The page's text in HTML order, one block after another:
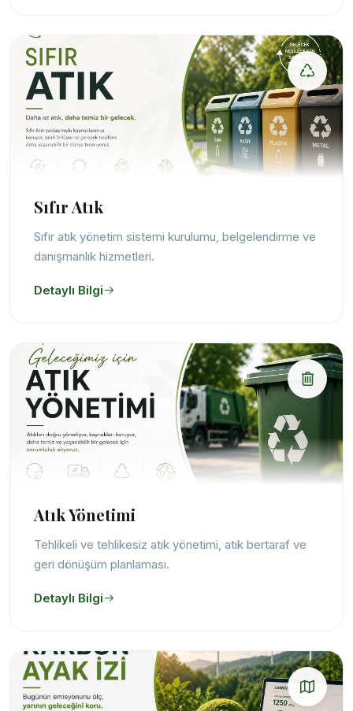
Sıfır Atık
Sıfır atık yönetim sistemi kurulumu, belgelendirme ve
danışmanlık hizmetleri.
Detaylı Bilgi
Atık Yönetimi
Tehlikeli ve tehlikesiz atık yönetimi, atık bertaraf ve
geri dönüşüm planlaması.
Detaylı Bilgi